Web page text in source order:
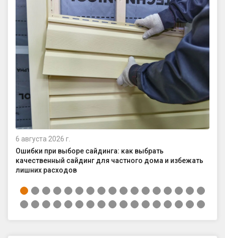
6 августа 2026 г.
Ошибки при выборе сайдинга: как выбрать
качественный сайдинг для частного дома и избежать
лишних расходов